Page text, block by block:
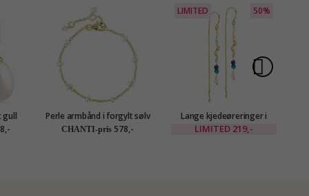
gull
Perle armbånd i forgylt sølv
CHANTI-pris 578,-
LIMITED 50%
Lange kjedeøreringer i
forgylt messing - Eliné
LIMITED 219,-